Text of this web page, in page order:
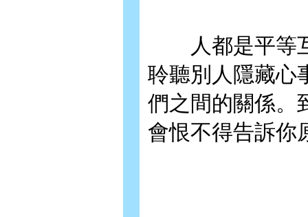
人都是平等互
聆聽別人隱藏心
們之間的關係。
會恨不得告訴你